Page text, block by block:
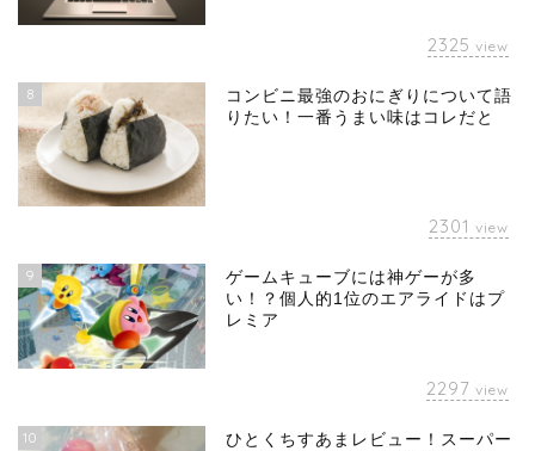
2325 view
8
コンビニ最強のおにぎりについて語
りたい！一番うまい味はコレだと
2301 view
9
ゲームキューブには神ゲーが多
い！？個人的1位のエアライドはプ
レミア
2297 view
10
ひとくちすあまレビュー！スーパー